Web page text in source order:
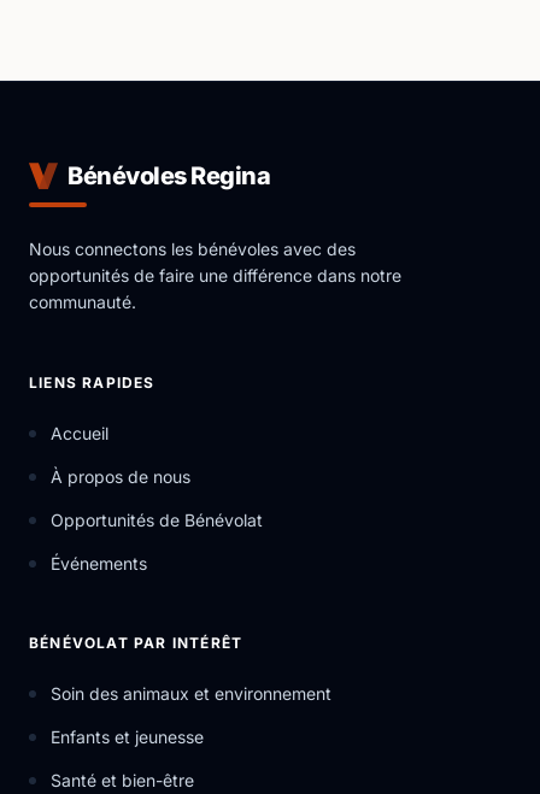
Bénévoles Regina
Nous connectons les bénévoles avec des
opportunités de faire une différence dans notre
communauté.
LIENS RAPIDES
Accueil
À propos de nous
Opportunités de Bénévolat
Événements
BÉNÉVOLAT PAR INTÉRÊT
Soin des animaux et environnement
Enfants et jeunesse
Santé et bien-être